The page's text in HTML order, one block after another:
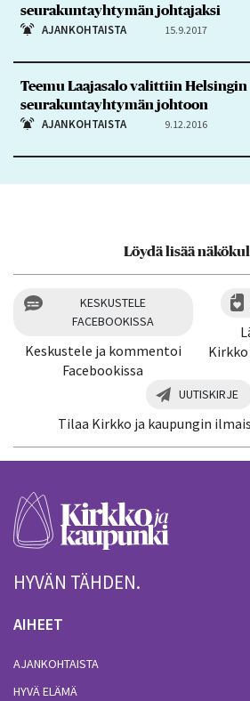
seurakuntayhtymän johtajaksi
AJANKOHTAISTA 15.9.2017
Teemu Laajasalo valittiin Helsingin
seurakuntayhtymän johtoon
AJANKOHTAISTA 9.12.2016
Löydä lisää
KESKUSTELE
FACEBOOKISSA
Keskustele ja kommentoi
Facebookissa
UUTISKIRJE
Tilaa Kirkko ja kaupungin
HYVÄN TÄHDEN.
AIHEET
AJANKOHTAISTA
HYVÄ ELÄMÄ